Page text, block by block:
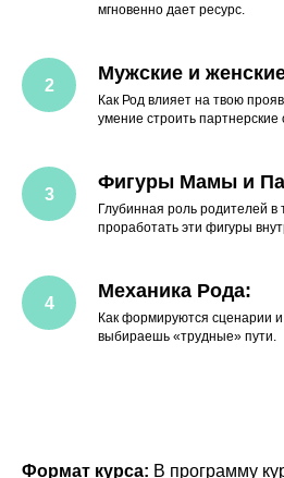
мгновенно дает ресурс.
Мужские и
Как Род влияет на твою
умение строить
Фигуры Мамы и
Глубинная роль родителей в
проработать эти фигуры
Механика Рода:
Как формируются сценарии
выбираешь «трудные» пути.
Формат курса: В программу
твоего контроля.
движение к своим государствам:
Диагностика происходит:Ты
Что ты получаешь
результате?